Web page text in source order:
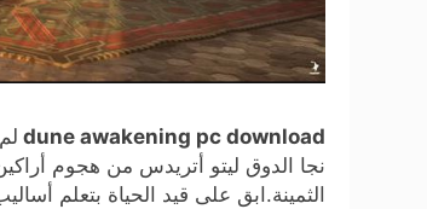
dune awakening pc download
نجا الدوق ليتو أتريدس من هجوم
الثمينة.ابق على قيد الحياة بتعلم